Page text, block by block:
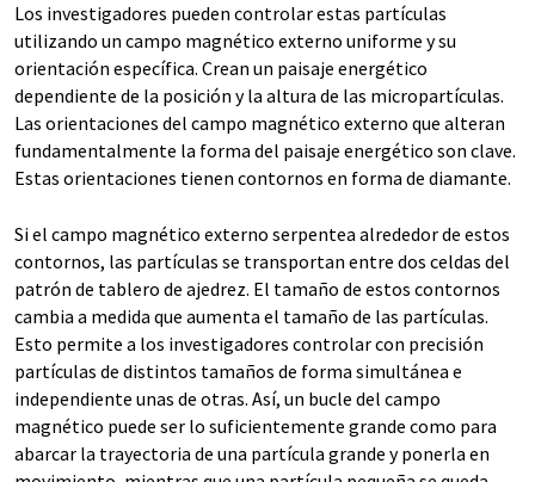
Los investigadores pueden controlar estas partículas
utilizando un campo magnético externo uniforme y su
orientación específica. Crean un paisaje energético
dependiente de la posición y la altura de las micropartículas.
Las orientaciones del campo magnético externo que alteran
fundamentalmente la forma del paisaje energético son clave.
Estas orientaciones tienen contornos en forma de diamante.
Si el campo magnético externo serpentea alrededor de estos
contornos, las partículas se transportan entre dos celdas del
patrón de tablero de ajedrez. El tamaño de estos contornos
cambia a medida que aumenta el tamaño de las partículas.
Esto permite a los investigadores controlar con precisión
partículas de distintos tamaños de forma simultánea e
independiente unas de otras. Así, un bucle del campo
magnético puede ser lo suficientemente grande como para
abarcar la trayectoria de una partícula grande y ponerla en